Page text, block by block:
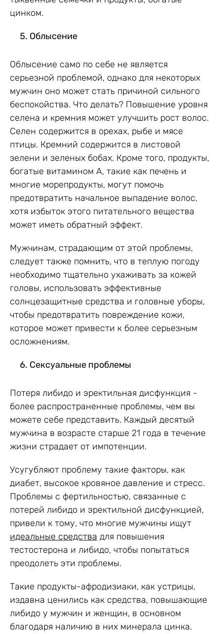
цинком.
Облысение
Облысение само по себе не является
серьезной проблемой, однако для некоторых
мужчин оно может стать причиной сильного
беспокойства. Что делать? Повышение уровня
селена и кремния может улучшить рост волос.
Селен содержится в орехах, рыбе и мясе
птицы. Кремний содержится в листовой
зелени и зеленых бобах. Кроме того, продукты,
богатые витамином А, такие как печень и
многие морепродукты, могут помочь
предотвратить начальное выпадение волос,
хотя избыток этого питательного вещества
может иметь обратный эффект.
Мужчинам, страдающим от этой проблемы,
следует также помнить, что в теплую погоду
необходимо тщательно ухаживать за кожей
головы, использовать эффективные
солнцезащитные средства и головные уборы,
чтобы предотвратить повреждение кожи,
которое может привести к более серьезным
осложнениям.
Сексуальные проблемы
Потеря либидо и эректильная дисфункция -
более распространенные проблемы, чем вы
можете себе представить. Каждый десятый
мужчина в возрасте старше 21 года в течение
жизни страдает от импотенции.
Усугубляют проблему такие факторы, как
диабет, высокое кровяное давление и стресс.
Проблемы с фертильностью, связанные с
потерей либидо и эректильной дисфункцией,
привели к тому, что многие мужчины ищут
идеальные средства для повышения
тестостерона и либидо, чтобы попытаться
преодолеть эти проблемы.
Такие продукты-афродизиаки, как устрицы,
издавна ценились как средства, повышающие
либидо у мужчин и женщин, в основном
благодаря наличию в них минерала цинка.